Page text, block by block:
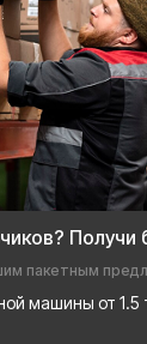
Получи
пакетным
машины от